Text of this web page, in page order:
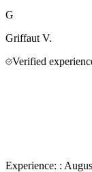
G
Griffaut V.
Verified
Experience: :